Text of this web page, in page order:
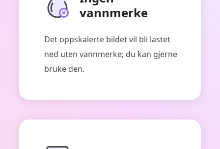
vannmerke
Det oppskalerte bildet vil bli lastet
ned uten vannmerke; du kan gjerne
bruke den.